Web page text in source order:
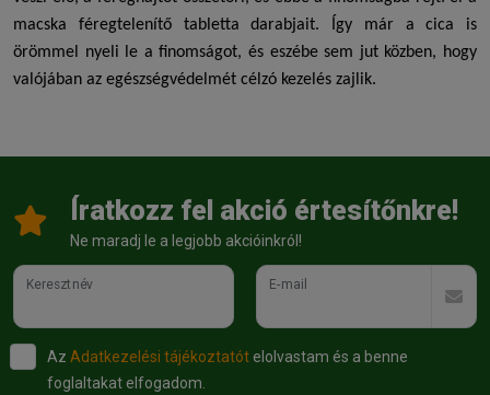
macska féregtelenítőtabletta darabjait. Így már a cica is
örömmel nyeli le a finomságot, és eszébe sem jut közben, hogy
valójában az egészségvédelmét célzó kezelés zajlik.
Íratkozz fel akció értesítőnkre!
Ne maradj le a legjobb akcióinkról!
Keresztnév E-mail
Az Adatkezelési tájékoztatót elolvastam és a benne
foglaltakat elfogadom.